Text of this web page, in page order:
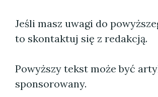
Jeśli masz uwagi do
to skontaktuj się z redakcją.
Powyższy tekst może być
sponsorowany.